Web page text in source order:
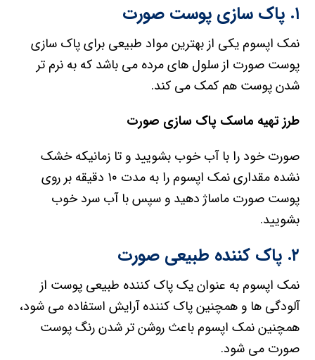
۱. پاک سازی پوست صورت
نمک اپسوم یکی از بهترین مواد طبیعی برای پاک سازی
پوست صورت از سلول های مرده می باشد که به نرم تر
شدن پوست هم کمک می کند.
طرز تهیه ماسک پاک سازی صورت
صورت خود را با آب خوب بشویید و تا زمانیکه خشک
نشده مقداری نمک اپسوم را به مدت ۱۰ دقیقه بر روی
پوست صورت ماساژ دهید و سپس با آب سرد خوب
بشویید.
۲. پاک کننده طبیعی صورت
نمک اپسوم به عنوان یک پاک کننده طبیعی پوست از
آلودگی ها و همچنین پاک کننده آرایش استفاده می شود،
همچنین نمک اپسوم باعث روشن تر شدن رنگ پوست
صورت می شود.